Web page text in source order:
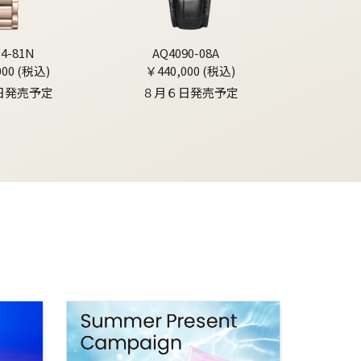
81N
(税込)
発売予定
AQ4090-08A
￥440,000 (税込)
８月６日発売予定